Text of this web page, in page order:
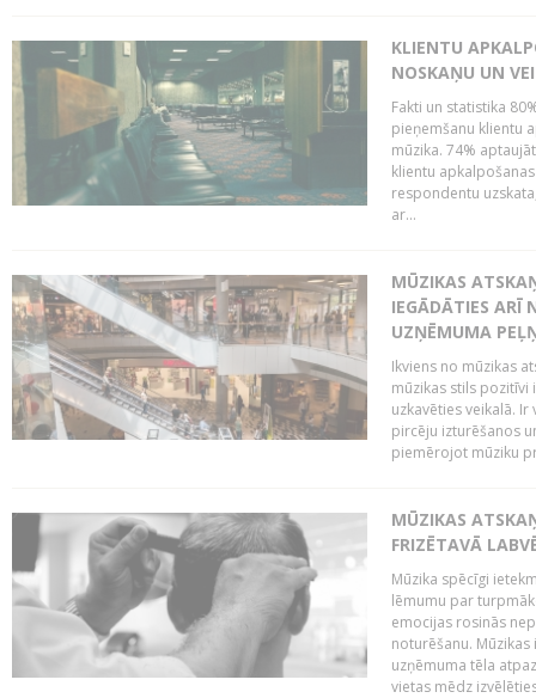
KLIENTU
NOSKAŅU UN
Fakti un statistika
pieņemšanu klientu
mūzika. 74%
klientu
respondentu
ar...
MŪZIKAS
IEGĀDĀTIES ARĪ
UZŅĒMUMA
Ikviens no mūzikas
mūzikas stils pozitīvi
uzkavēties veikalā.
pircēju izturēšanos
piemērojot mūziku
MŪZIKAS
FRIZĒTAVĀ
Mūzika spēcīgi
lēmumu par
emocijas rosinās
noturēšanu.
uzņēmuma tēla
vietas mēdz